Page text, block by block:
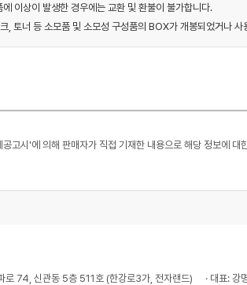
이상이 발생한 경우에는 교환 및 환불이 불가합니다.
, 토너 등 소모품 및 소모성 구성품의 BOX가 개봉되었거나
고시'에 의해 판매자가 직접 기재한 내용으로 해당 정보에 대
74, 신관동 5층 511호 (한강로3가, 전자랜드)
· 대표: 강